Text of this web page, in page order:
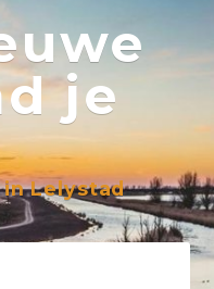
je
Lelystad